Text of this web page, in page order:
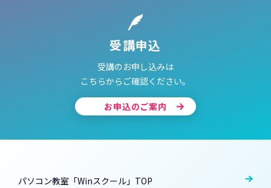
受講申込
受講のお申し込みは
こちらからご確認ください。
お申込のご案内
パソコン教室「Winスクール」TOP